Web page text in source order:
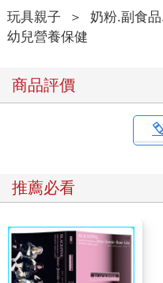
玩具親子 ＞ 奶粉.副食
幼兒營養保健
商品評價
推薦必看